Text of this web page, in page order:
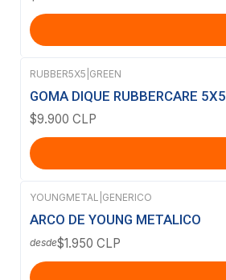
RUBBER5X5 GREEN
GOMA DIQUE RUBBERCARE 5X5
$9.900 CLP
YOUNGMETAL GENERICO
ARCO DE YOUNG METALICO
desde$1.950 CLP